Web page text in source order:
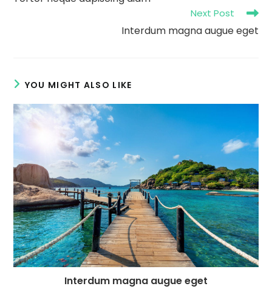
Next Post
Interdum magna augue eget
YOU MIGHT ALSO LIKE
Interdum magna augue eget